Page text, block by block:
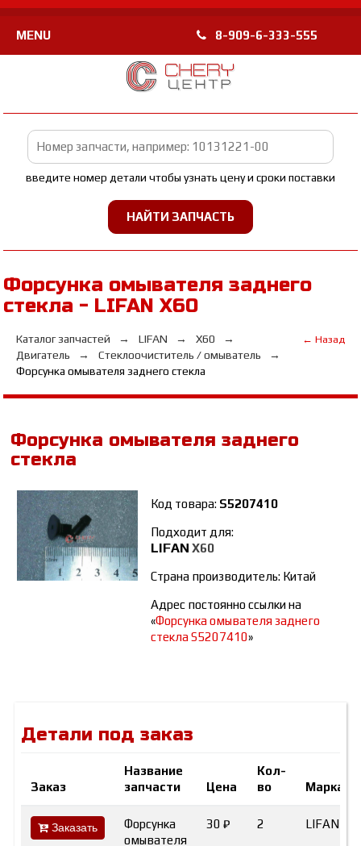
MENU 8-909-6-333-555
введите номер детали чтобы узнать цену и сроки поставки
Форсунка омывателя заднего
стекла - LIFAN Х60
Каталог запчастей LIFAN
Х60
Двигатель
Стеклоочиститель / омыватель
Форсунка омывателя заднего стекла
← Назад
Форсунка омывателя заднего
стекла
Код товара: S5207410
Подходит для:
LIFAN Х60
Страна производитель: Китай
Адрес постоянно ссылки на
«Форсунка омывателя заднего
стекла S5207410»
Детали под заказ
Заказ
Название
запчасти
Цена
Кол-
во
Марка
Заказать
Форсунка
омывателя
30 ₽ 2 LIFAN